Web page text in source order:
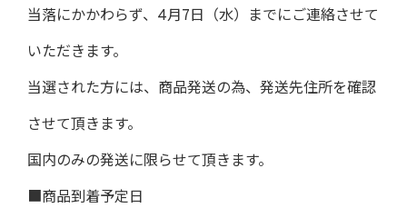
当落にかかわらず、4月7日（水）までにご連絡させて
いただきます。
当選された方には、商品発送の為、発送先住所を確認
させて頂きます。
国内のみの発送に限らせて頂きます。
■商品到着予定日